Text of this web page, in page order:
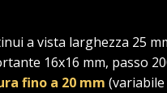
a vista larghezza 25
16x16 mm, passo
fino a 20 mm